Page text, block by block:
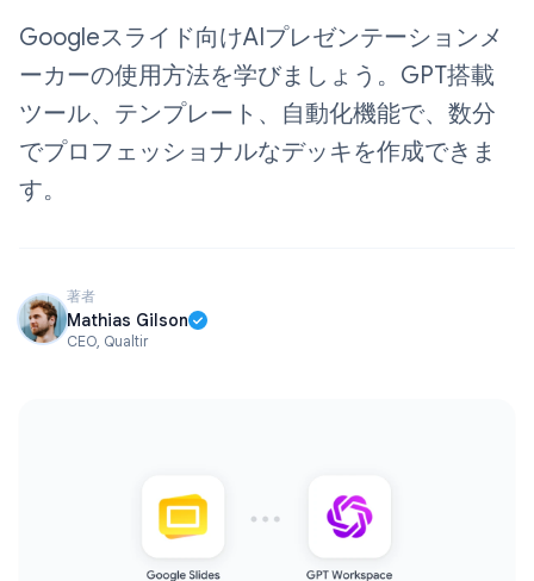
Googleスライド向けAIプレゼンテーションメ
ーカーの使用方法を学びましょう。GPT搭載
ツール、テンプレート、自動化機能で、数分
でプロフェッショナルなデッキを作成できま
す。
著者
Mathias Gilson
CEO, Qualtir